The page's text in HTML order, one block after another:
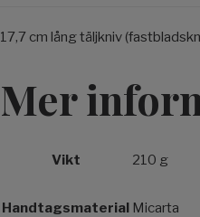
17,7 cm lång täljkniv
Mer
Vikt 210 g
Handtagsmaterial Micarta